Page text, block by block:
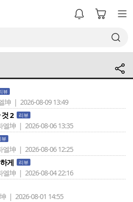
뷰
坤 | 2026-08-09 13:49
2 리뷰
엘坤 | 2026-08-06 13:35
뷰
엘坤 | 2026-08-06 12:25
게 리뷰
엘坤 | 2026-08-04 22:16
| 2026-08-01 14:55